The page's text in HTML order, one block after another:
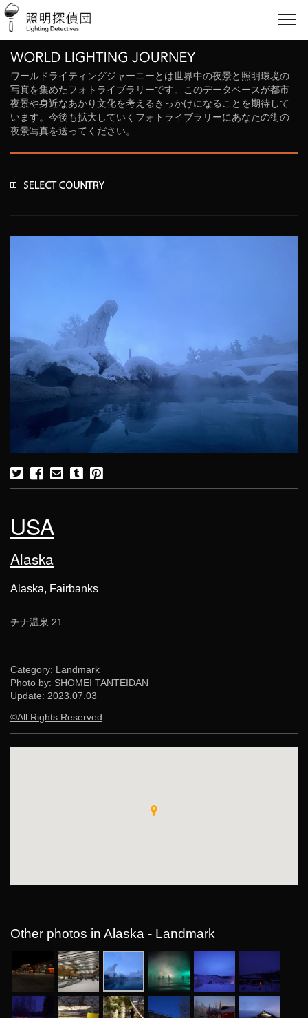
ワールドライティングジャーニーとは世界中の夜景と照明環境の
写真を集めたフォトライブラリーです。このデータベースが都市
夜景や身近なあかり文化を考えるきっかけになることを期待して
います。今後も拡大していくフォトライブラリーにあなたの街の
夜景写真を送ってください。
USA
Alaska
Alaska, Fairbanks
チナ温泉 21
Category: Landmark
Photo by: SHOMEI TANTEIDAN
Update: 2023.07.03
©All Rights Reserved
Other photos in Alaska - Landmark